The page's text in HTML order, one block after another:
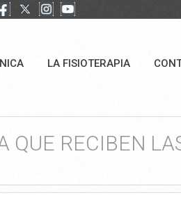
LA FISIOTERAPIA
QUE RECIBEN